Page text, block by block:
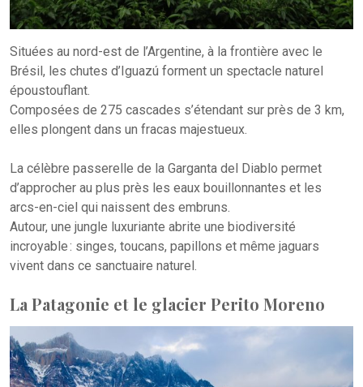
Situées au nord-est de l’Argentine, à la frontière avec le
Brésil, les chutes d’Iguazú forment un spectacle naturel
époustouflant.
Composées de 275 cascades s’étendant sur près de 3 km,
elles plongent dans un fracas majestueux.
La célèbre passerelle de la Garganta del Diablo permet
d’approcher au plus près les eaux bouillonnantes et les
arcs-en-ciel qui naissent des embruns.
Autour, une jungle luxuriante abrite une biodiversité
incroyable : singes, toucans, papillons et même jaguars
vivent dans ce sanctuaire naturel.
La Patagonie et le glacier Perito Moreno